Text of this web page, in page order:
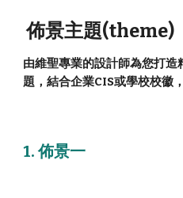
佈景主題(theme)
由維聖專業的設計師為您打
題，結合企業CIS或學校校徽
1. 佈景一